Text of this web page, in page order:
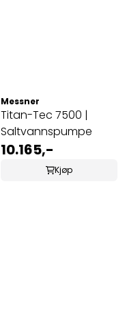
Messner
Titan-Tec 7500 |
Saltvannspumpe
10.165,-
Kjøp